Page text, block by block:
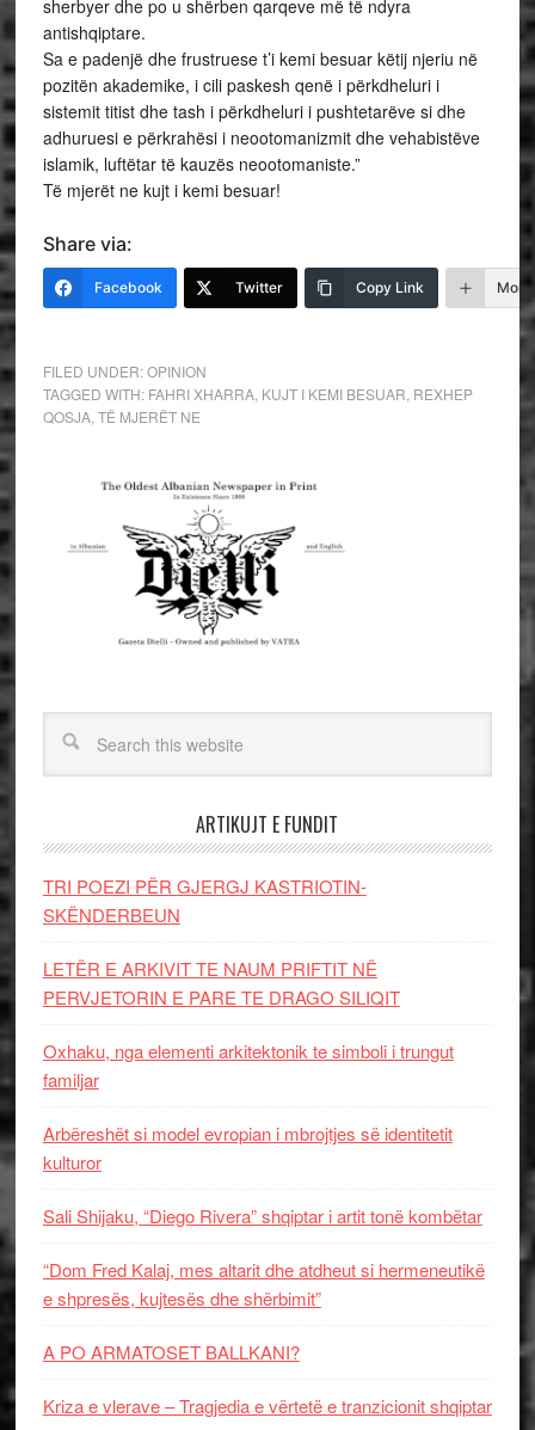
sherbyer dhe po u shërben qarqeve më të ndyra
antishqiptare.
Sa e padenjë dhe frustruese t’i kemi besuar këtij njeriu në
pozitën akademike, i cili paskesh qenë i përkdheluri i
sistemit titist dhe tash i përkdheluri i pushtetarëve si dhe
adhuruesi e përkrahësi i neootomanizmit dhe vehabistëve
islamik, luftëtar të kauzës neootomaniste.”
Të mjerët ne kujt i kemi besuar!
Share via:
Facebook Twitter Copy Link More
FILED UNDER:OPINION
TAGGED WITH: FAHRI XHARRA, KUJT I KEMI BESUAR REXHEP
QOSJA, TË MJERËT NE
ARTIKUJT E FUNDIT
TRI POEZI PËR GJERGJ KASTRIOTIN-
SKËNDERBEUN
LETËR E ARKIVIT TE NAUM PRIFTIT NË
PERVJETORIN E PARE TE DRAGO SILIQIT
Oxhaku, nga elementi arkitektonik te simboli i trungut
familjar
Arbëreshët si model evropian i mbrojtjes së identitetit
kulturor
Sali Shijaku, “Diego Rivera” shqiptar i artit tonë kombëtar
“Dom Fred Kalaj, mes altarit dhe atdheut si hermeneutikë
e shpresës, kujtesës dhe shërbimit”
A PO ARMATOSET BALLKANI?
Kriza e vlerave – Tragjedia e vërtetë e tranzicionit shqiptar